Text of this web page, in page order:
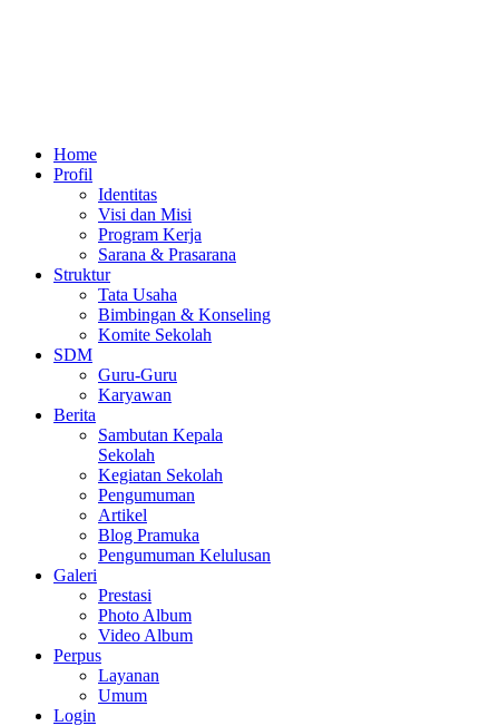
Home
Profil
Identitas
Visi dan Misi
Program Kerja
Sarana & Prasarana
Struktur
Tata Usaha
Bimbingan & Konseling
Komite Sekolah
SDM
Guru-Guru
Karyawan
Berita
Sambutan Kepala
Sekolah
Kegiatan Sekolah
Pengumuman
Artikel
Blog Pramuka
Pengumuman Kelulusan
Galeri
Prestasi
Photo Album
Video Album
Perpus
Layanan
Umum
Login